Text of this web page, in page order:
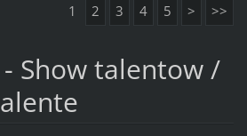
1 2 3 4 5 > >>
Show talentow /